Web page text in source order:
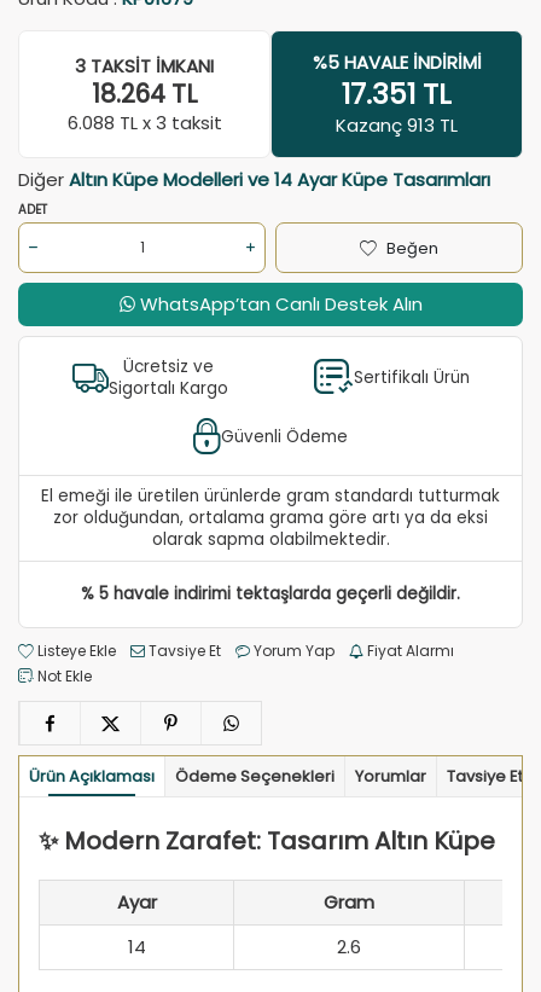
3 TAKSIT İMKANI
18.264TL
6.088 TL x 3 taksit
%5 HAVALE İNDIRIMI
17.351 TL
Kazanç 913 TL
DiğerAltın Küpe Modelleri ve 14 Ayar Küpe Tasarımları
ADET
Beğen
WhatsApp’tan Canlı Destek Alın
Ücretsiz ve
Sigortalı Kargo
Sertifikalı Ürün
Güvenli Ödeme
El emeği ile üretilen ürünlerde gram standardı tutturmak
zor olduğundan, ortalama grama göre artı ya da eksi
olarak sapma olabilmektedir.
% 5 havale indirimi tektaşlarda geçerli değildir.
Listeye Ekle Tavsiye Et Yorum Yap
Fiyat Alarmı
Not Ekle
Ürün Açıklaması Ödeme Seçenekleri Yorumlar Tavsiye Et
✨ Modern Zarafet: Tasarım Altın Küpe
Ayar
Gram
14
2.6